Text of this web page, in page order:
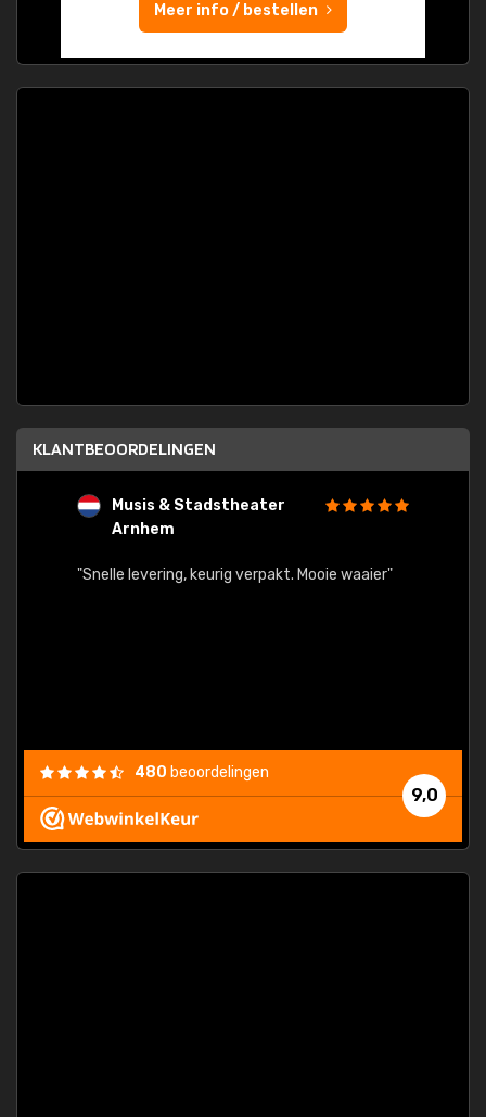
Meer info / bestellen
KLANTBEOORDELINGEN
Musis & Stadstheater
Arnhem
"Snelle levering, keurig verpakt. Mooie waaier"
9,0
480 beoordelingen